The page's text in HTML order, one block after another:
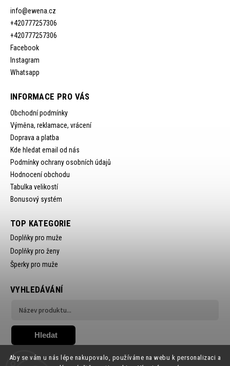
Aby se vám u nás lépe nakupovalo, používáme na webu k personalizaci a
info@ewena.cz
+420777257306
+420777257306
Facebook
Instagram
Whatsapp
INFORMACE PRO VÁS
Obchodní podmínky
Výměna, reklamace, vrácení
Doprava a platba
Kde hledat email od nás
Podmínky ochrany osobních údajů
Hodnocení obchodu
Tabulka velikostí
Bonusový systém
TOP KATEGORIE
Doplňky pro muže
Doplňky pro ženy
Šperky pro muže
VYHLEDÁVÁNÍ
Hledat